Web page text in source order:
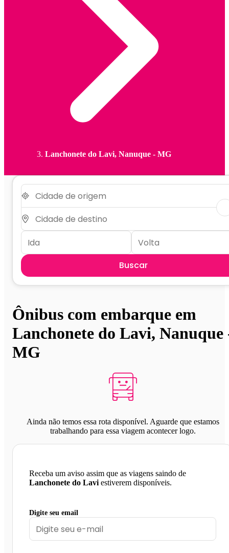
Lanchonete do Lavi, Nanuque - MG
Buscar
Ônibus com embarque em
Lanchonete do Lavi, Nanuque
MG
Ainda não temos essa rota disponível. Aguarde que estamos
trabalhando para essa viagem acontecer logo.
Receba um aviso assim que as viagens saindo de
Lanchonete do Lavi estiverem disponíveis.
Digite seu email